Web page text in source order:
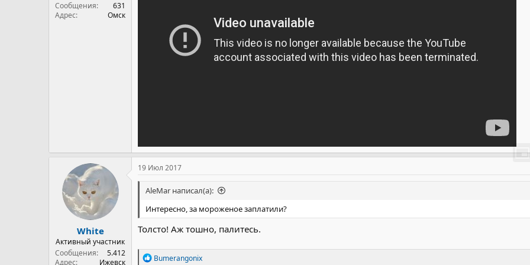
Сообщения
631
Адрес
Омск
White
Активный участник
Сообщения
5.412
Адрес
Ижевск
19 Июл 2017
AleMar написал(а):
Интересно, за мороженое заплатили?
Толсто! Аж тошно, палитесь.
Р
Bumerangonix